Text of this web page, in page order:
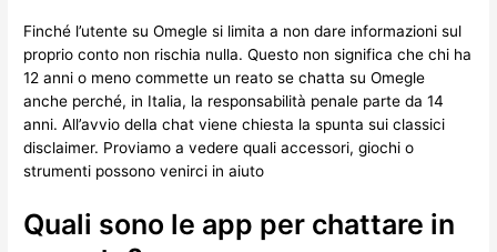
Finché l’utente su Omegle si limita a non dare informazioni sul
proprio conto non rischia nulla. Questo non significa che chi ha
12 anni o meno commette un reato se chatta su Omegle
anche perché, in Italia, la responsabilità penale parte da 14
anni. All’avvio della chat viene chiesta la spunta sui classici
disclaimer. Proviamo a vedere quali accessori, giochi o
strumenti possono venirci in aiuto
Quali sono le app per chattare in